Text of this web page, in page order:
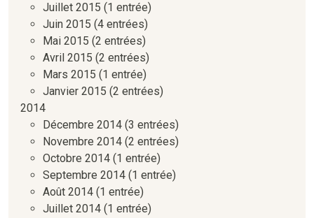
Juillet 2015 (1 entrée)
Juin 2015 (4 entrées)
Mai 2015 (2 entrées)
Avril 2015 (2 entrées)
Mars 2015 (1 entrée)
Janvier 2015 (2 entrées)
2014
Décembre 2014 (3 entrées)
Novembre 2014 (2 entrées)
Octobre 2014 (1 entrée)
Septembre 2014 (1 entrée)
Août 2014 (1 entrée)
Juillet 2014 (1 entrée)